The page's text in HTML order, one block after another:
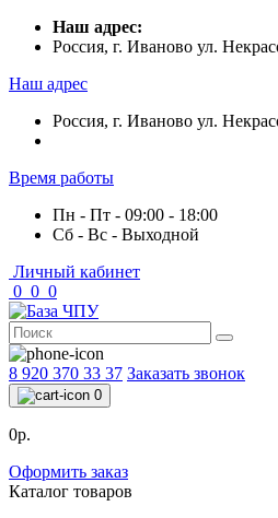
Наш адрес:
Россия, г. Иваново ул.
Наш адрес
Россия, г. Иваново ул.
Время работы
Пн - Пт - 09:00 - 18:00
Сб - Вс - Выходной
Личный кабинет
0 0 0
8 920 370 33 37 Заказать звонок
0
0р.
Оформить заказ
Каталог товаров